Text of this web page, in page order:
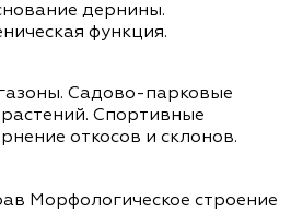
дернины.
функция.
Садово-парковые
Спортивные
откосов и склонов.
Морфологическое строение